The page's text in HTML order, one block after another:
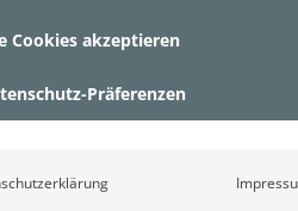
Cookies akzeptieren
Präferenzen